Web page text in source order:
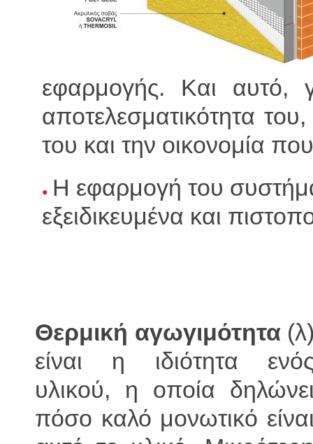
εφαρμογής. Και αυτό,
αποτελεσματικότητα
του και την οικονομία
Η εφαρμογή του
εξειδικευμένα και
Θερμική αγωγιμότητα
είναι η ιδιότητα
υλικού, η οποία
πόσο καλό μονωτικό